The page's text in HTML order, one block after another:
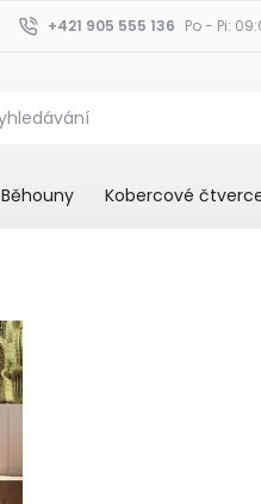
+421 905 555 136 Po - Pi:
Běhouny Kobercové